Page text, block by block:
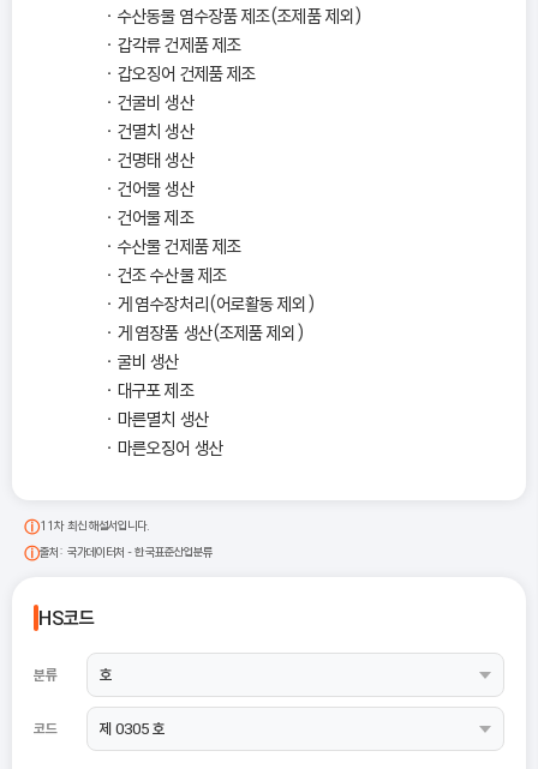
수산동물 염수장품 제조(조제품 제외)
갑각류 건제품 제조
갑오징어 건제품 제조
건굴비 생산
건멸치 생산
건명태 생산
건어물 생산
건어물 제조
수산물 건제품 제조
건조 수산물 제조
게 염수장처리(어로활동 제외)
게 염장품 생산(조제품 제외)
굴비 생산
대구포 제조
마른멸치 생산
마른오징어 생산
11차 최신 해설서입니다.
출처: 국가데이터처 - 한국표준산업분류
HS코드
분류
코드